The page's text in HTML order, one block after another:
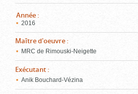
Année :
2016
Maître d'oeuvre :
MRC de Rimouski-Neigette
Exécutant :
Anik Bouchard-Vézina